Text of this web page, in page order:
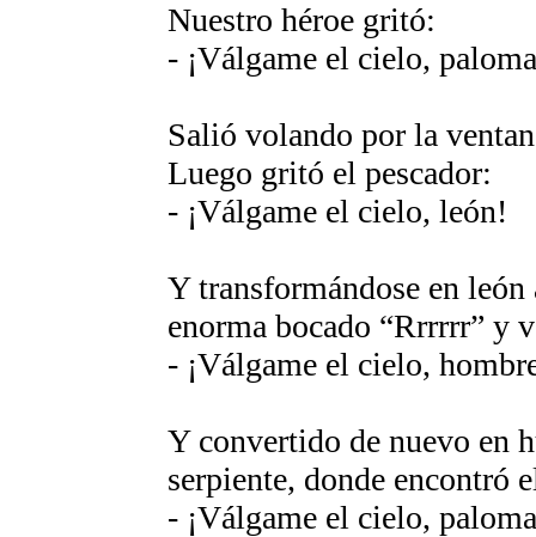
Nuestro héroe gritó:
- ¡Válgame el cielo,
Salió volando por la
Luego gritó el pescador:
- ¡Válgame el cielo, león!
Y transformándose en
enorma bocado “Rrrrrr” y
- ¡Válgame el cielo,
Y convertido de nuevo en
serpiente, donde encontró
- ¡Válgame el cielo,